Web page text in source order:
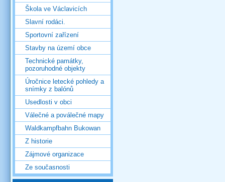
Škola ve Václavicích
Slavní rodáci.
Sportovní zařízení
Stavby na území obce
Technické památky,
pozoruhodné objekty
Úročnice letecké pohledy a
snímky z balónů
Usedlosti v obci
Válečné a poválečné mapy
Waldkampfbahn Bukowan
Z historie
Zájmové organizace
Ze současnosti